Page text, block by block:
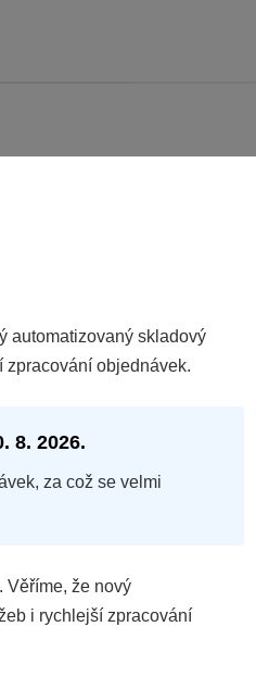
na e-mailu:servis@philco.cz
automatizovaný skladový
zpracování objednávek.
8. 2026.
za což se velmi
Věříme, že nový
i rychlejší zpracování